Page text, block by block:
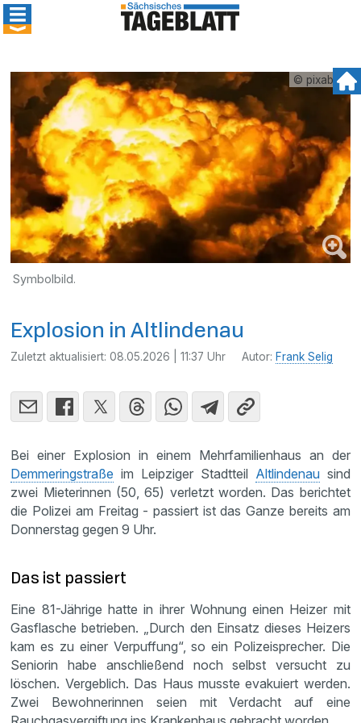
© pixabay
Symbolbild.
Explosion in Altlindenau
Zuletzt aktualisiert:08.05.2026 | 11:37 Uhr Autor: Frank Selig
Bei einer Explosion in einem Mehrfamilienhaus an der
Demmeringstraße im Leipziger Stadtteil Altlindenausind
zwei Mieterinnen (50, 65) verletzt worden. Das berichtet
die Polizei am Freitag - passiert ist das Ganze bereits am
Donnerstag gegen 9 Uhr.
Das ist passiert
Eine 81-Jährige hatte in ihrer Wohnung einen Heizer mit
Gasflasche betrieben. „Durch den Einsatz dieses Heizers
kam es zu einer Verpuffung“, so ein Polizeisprecher. Die
Seniorin habe anschließend noch selbst versucht zu
löschen. Vergeblich. Das Haus musste evakuiert werden.
Zwei Bewohnerinnen seien mit Verdacht auf eine